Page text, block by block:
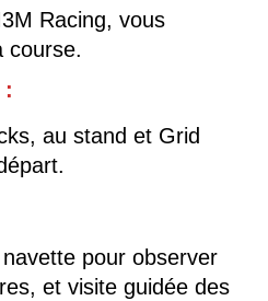
Racing, vous
course.
:
au stand et Grid
pour observer
et visite guidée des